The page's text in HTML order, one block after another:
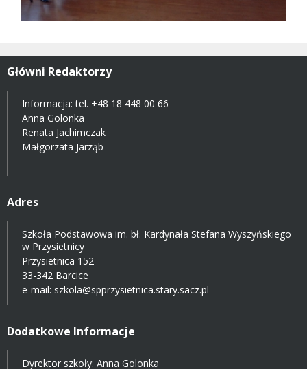
Główni Redaktorzy
Informacja: tel. +48 18 448 00 66
Anna Golonka
Renata Jachimczak
Małgorzata Jarząb
Adres
Szkoła Podstawowa im. bł. Kardynała Stefana Wyszyńskiego
w Przysietnicy
Przysietnica 152
33-342 Barcice
e-mail: szkola@spprzysietnica.stary.sacz.pl
Dodatkowe Informacje
Dyrektor szkoły: Anna Golonka